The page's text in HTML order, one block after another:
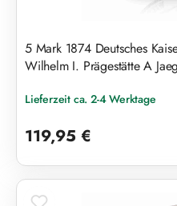
5 Mark 1874 Deutsches
Wilhelm I. Prägestätte A
Lieferzeit ca. 2-4 Werktage
119,95 €